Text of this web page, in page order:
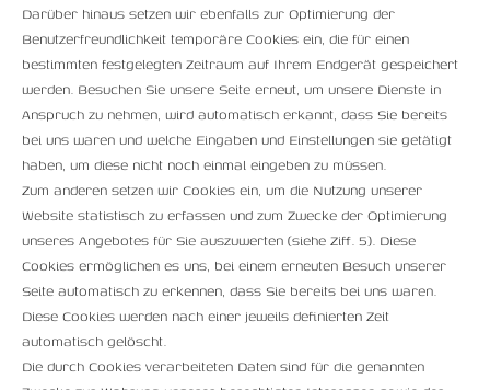
Darüber hinaus setzen wir ebenfalls zur Optimierung der
Benutzerfreundlichkeit temporäre Cookies ein, die für einen
bestimmten festgelegten Zeitraum auf Ihrem Endgerät gespeichert
werden. Besuchen Sie unsere Seite erneut, um unsere Dienste in
Anspruch zu nehmen, wird automatisch erkannt, dass Sie bereits
bei uns waren und welche Eingaben und Einstellungen sie getätigt
haben, um diese nicht noch einmal eingeben zu müssen.
Zum anderen setzen wir Cookies ein, um die Nutzung unserer
Website statistisch zu erfassen und zum Zwecke der Optimierung
unseres Angebotes für Sie auszuwerten (siehe Ziff. 5). Diese
Cookies ermöglichen es uns, bei einem erneuten Besuch unserer
Seite automatisch zu erkennen, dass Sie bereits bei uns waren.
Diese Cookies werden nach einer jeweils definierten Zeit
automatisch gelöscht.
Die durch Cookies verarbeiteten Daten sind für die genannten